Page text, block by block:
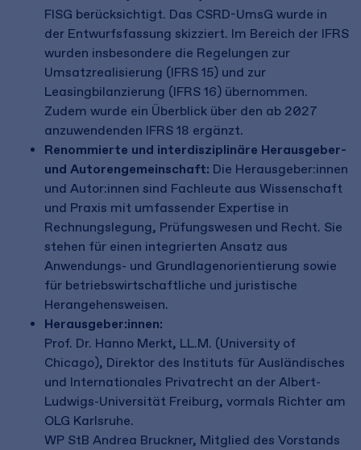
FISG berücksichtigt. Das CSRD-UmsG wurde in
der Entwurfsfassung skizziert. Im Bereich der IFRS
wurden insbesondere die Regelungen zur
Umsatzrealisierung (IFRS 15) und zur
Leasingbilanzierung (IFRS 16) übernommen.
Zudem wurde ein Überblick über den ab 2027
anzuwendenden IFRS 18 ergänzt.
Renommierte und interdisziplinäre Herausgeber-
und Autorengemeinschaft: Die Herausgeber:innen
und Autor:innen sind Fachleute aus Wissenschaft
und Praxis mit umfassender Expertise in
Rechnungslegung, Prüfungswesen und Recht. Sie
stehen für einen integrierten Ansatz aus
Anwendungs- und Grundlagenorientierung sowie
für betriebswirtschaftliche und juristische
Herangehensweisen.
Herausgeber:innen:
Prof. Dr. Hanno Merkt, LL.M. (University of
Chicago), Direktor des Instituts für Ausländisches
und Internationales Privatrecht an der Albert-
Ludwigs-Universität Freiburg, vormals Richter am
OLG Karlsruhe.
WP StB Andrea Bruckner, Mitglied des Vorstands